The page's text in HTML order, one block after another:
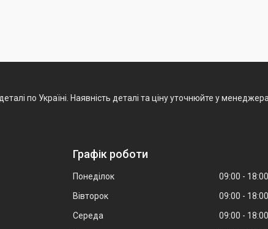
по Україні. Наявність деталі та ціну уточнюйте у
Графік роботи
Понеділок 09:00
18:00
Вівторок
09:00
18:00
Середа
09:00
18:00